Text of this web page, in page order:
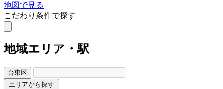
地図で見る
こだわり条件で探す
地域エリア・駅
台東区
エリアから探す